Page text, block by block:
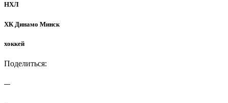
НХЛ
ХК Динамо Минск
хоккей
Поделиться: